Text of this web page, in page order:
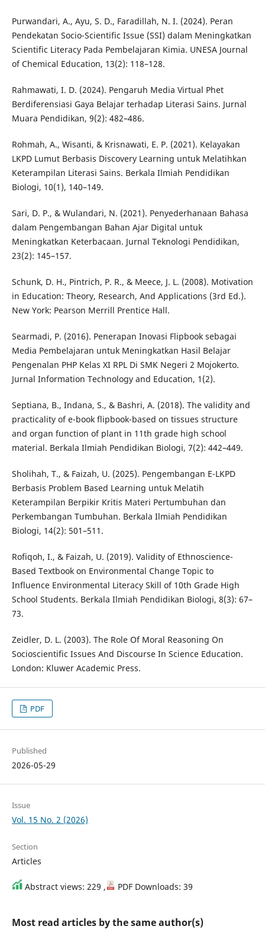
Purwandari, A., Ayu, S. D., Faradillah, N. I. (2024). Peran
Pendekatan Socio-Scientific Issue (SSI) dalam Meningkatkan
Scientific Literacy Pada Pembelajaran Kimia. UNESA Journal
of Chemical Education, 13(2): 118–128.
Rahmawati, I. D. (2024). Pengaruh Media Virtual Phet
Berdiferensiasi Gaya Belajar terhadap Literasi Sains. Jurnal
Muara Pendidikan, 9(2): 482–486.
Rohmah, A., Wisanti, & Krisnawati, E. P. (2021). Kelayakan
LKPD Lumut Berbasis Discovery Learning untuk Melatihkan
Keterampilan Literasi Sains. Berkala Ilmiah Pendidikan
Biologi, 10(1), 140–149.
Sari, D. P., & Wulandari, N. (2021). Penyederhanaan Bahasa
dalam Pengembangan Bahan Ajar Digital untuk
Meningkatkan Keterbacaan. Jurnal Teknologi Pendidikan,
23(2): 145–157.
Schunk, D. H., Pintrich, P. R., & Meece, J. L. (2008). Motivation
in Education: Theory, Research, And Applications (3rd Ed.).
New York: Pearson Merrill Prentice Hall.
Searmadi, P. (2016). Penerapan Inovasi Flipbook sebagai
Media Pembelajaran untuk Meningkatkan Hasil Belajar
Pengenalan PHP Kelas XI RPL Di SMK Negeri 2 Mojokerto.
Jurnal Information Technology and Education, 1(2).
Septiana, B., Indana, S., & Bashri, A. (2018). The validity and
practicality of e-book flipbook-based on tissues structure
and organ function of plant in 11th grade high school
material. Berkala Ilmiah Pendidikan Biologi, 7(2): 442–449.
Sholihah, T., & Faizah, U. (2025). Pengembangan E-LKPD
Berbasis Problem Based Learning untuk Melatih
Keterampilan Berpikir Kritis Materi Pertumbuhan dan
Perkembangan Tumbuhan. Berkala Ilmiah Pendidikan
Biologi, 14(2): 501–511.
Rofiqoh, I., & Faizah, U. (2019). Validity of Ethnoscience-
Based Textbook on Environmental Change Topic to
Influence Environmental Literacy Skill of 10th Grade High
School Students. Berkala Ilmiah Pendidikan Biologi, 8(3): 67–
73.
Zeidler, D. L. (2003). The Role Of Moral Reasoning On
Socioscientific Issues And Discourse In Science Education.
London: Kluwer Academic Press.
PDF
Published
2026-05-29
Issue
Vol. 15 No. 2 (2026)
Section
Articles
Abstract views: 229 , PDF Downloads: 39
Most read articles by the same author(s)